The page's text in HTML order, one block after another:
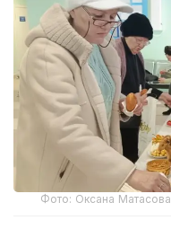
Фото: Оксана Матасова